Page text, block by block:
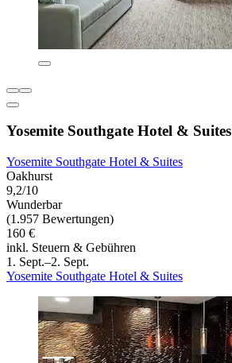
Yosemite Southgate Hotel & Suites
Yosemite Southgate Hotel & Suites
Oakhurst
9,2/10
Wunderbar
(1.957 Bewertungen)
160 €
inkl. Steuern & Gebühren
1. Sept.–2. Sept.
Yosemite Southgate Hotel & Suites